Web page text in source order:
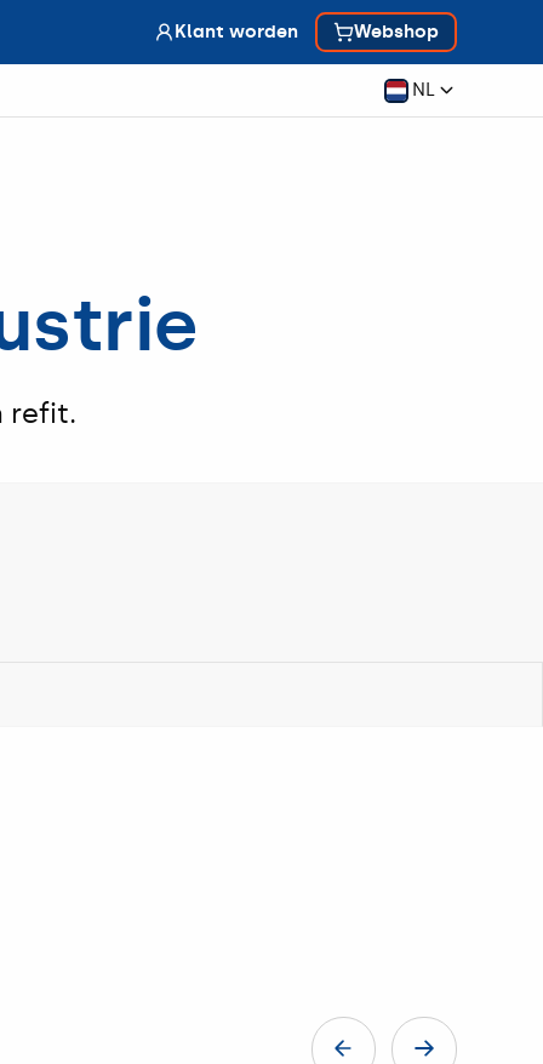
Klant worden
Klant worden
Webshop
Webshop
NL
refit.